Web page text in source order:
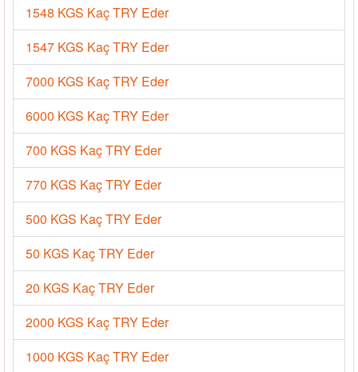
1548 KGS Kaç TRY Eder
1547 KGS Kaç TRY Eder
7000 KGS Kaç TRY Eder
6000 KGS Kaç TRY Eder
700 KGS Kaç TRY Eder
770 KGS Kaç TRY Eder
500 KGS Kaç TRY Eder
50 KGS Kaç TRY Eder
20 KGS Kaç TRY Eder
2000 KGS Kaç TRY Eder
1000 KGS Kaç TRY Eder